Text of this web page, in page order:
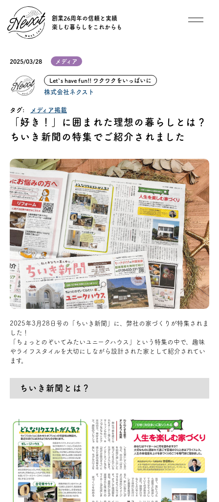
創業26周年の信頼と実績
楽しむ暮らしをこれからも
住宅商品
イベント
オススメ物件
オーナー様インタビュー
ごあいさつ
チーム紹介
アクセス
ブログ
会社案内
キャンペーン
SDGs
プライバシーポリシー
モデルハウス見学・ご予約
お問い合わせ
会員登録
2025/03/28 メディア
Let`s have fun!! ワクワクをいっぱいに
株式会社ネクスト
タグ: メディア掲載
「好き！」に囲まれた理想の暮らしとは？
ちいき新聞の特集でご紹介されました
2025年3月28日号の「ちいき新聞」に、弊社の家づくりが特集されま
した！
「ちょっとのぞいてみたいユニークハウス」という特集の中で、趣味
やライフスタイルを大切にしながら設計された家として紹介されてい
ます。
ちいき新聞とは？